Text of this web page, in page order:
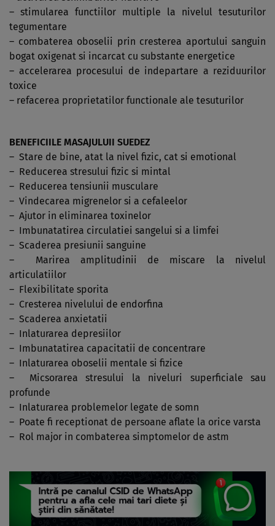
– stimularea functiilor multiple la nivelul tesuturilor
tegumentare
– combaterea oboselii prin cresterea aportului sanguin
bogat oxigenat si incarcat cu substante energetice
– accelerarea procesului de indepartare a reziduurilor
toxice
– refacerea proprietatilor functionale ale tesuturilor
BENEFICIILE MASAJULUII SUEDEZ
– Stare de bine, atat la nivel fizic, cat si emotional
– Reducerea stresului fizic si mintal
– Reducerea tensiunii musculare
– Vindecarea migrenelor si a cefaleelor
– Ajutor in eliminarea toxinelor
– Imbunatatirea circulatiei sangelui si a limfei
– Scaderea presiunii sanguine
– Marirea amplitudinii de miscare la nivelul
articulatiilor
– Flexibilitate sporita
– Cresterea nivelului de endorfina
– Scaderea anxietatii
– Inlaturarea depresiilor
– Imbunatatirea capacitatii de concentrare
– Inlaturarea oboselii mentale si fizice
– Micsorarea stresului la niveluri superficiale sau
profunde
– Inlaturarea problemelor legate de somn
– Poate fi receptionat de persoane aflate la orice varsta
– Rol major in combaterea simptomelor de astm